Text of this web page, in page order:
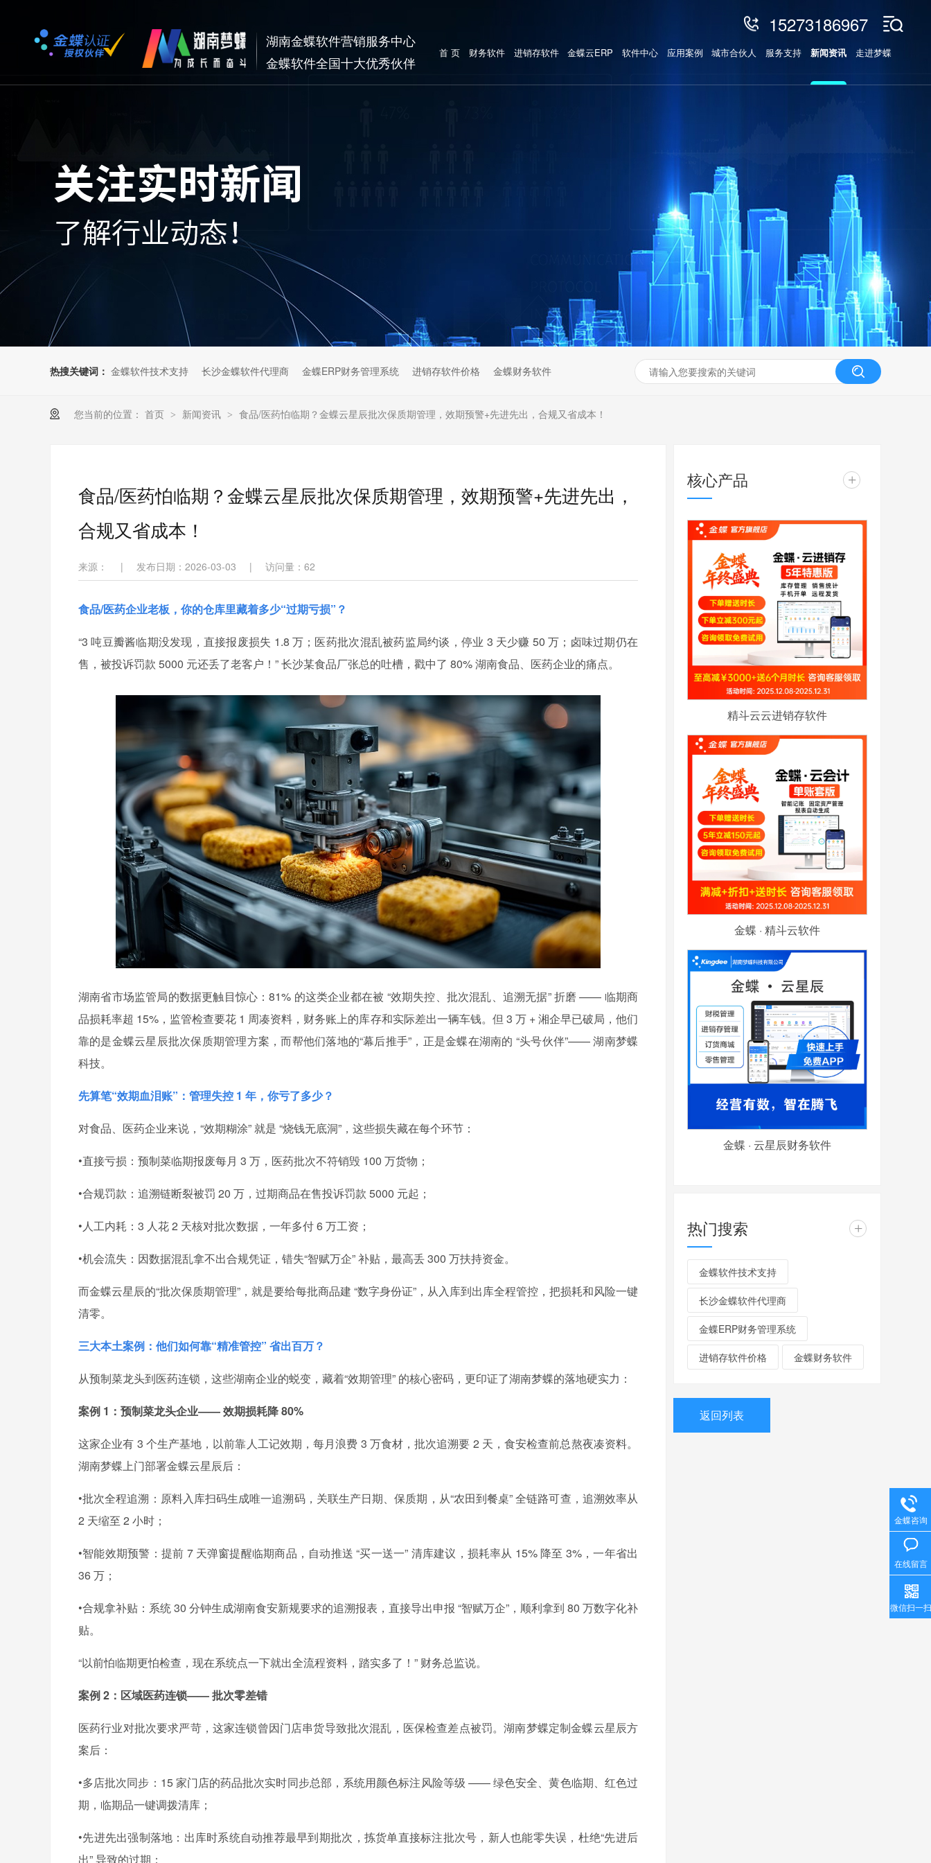
湖南金蝶软件营销服务中心
金蝶软件全国十大优秀伙伴
15273186967
首 页 财务软件 进销存软件 金蝶云ERP 软件中心 应用案例 城市合伙人 服务支持 新闻资讯 走进梦蝶
热搜关键词： 金蝶软件技术支持 长沙金蝶软件代理商 金蝶ERP财务管理系统 进销存软件价格 金蝶财务软件
您当前的位置： 首页 > 新闻资讯 > 食品/医药怕临期？金蝶云星辰批次保质期管理，效期预警+先进先出，合规又省成本！
食品/医药怕临期？金蝶云星辰批次保质期管理，效期预警+先进先出，
合规又省成本！
来源： | 发布日期：2026-03-03 | 访问量： 62
食品/医药企业老板，你的仓库里藏着多少“过期亏损”？
“3 吨豆瓣酱临期没发现，直接报废损失 1.8 万；医药批次混乱被药监局约谈，停业 3 天少赚 50 万；卤味过期仍在
售，被投诉罚款 5000 元还丢了老客户！” 长沙某食品厂张总的吐槽，戳中了 80% 湖南食品、医药企业的痛点。
湖南省市场监管局的数据更触目惊心：81% 的这类企业都在被 “效期失控、批次混乱、追溯无据” 折磨 —— 临期商
品损耗率超 15%，监管检查要花 1 周凑资料，财务账上的库存和实际差出一辆车钱。但 3 万 + 湘企早已破局，他们
靠的是金蝶云星辰批次保质期管理方案，而帮他们落地的“幕后推手”，正是金蝶在湖南的 “头号伙伴”—— 湖南梦蝶
科技。
先算笔“效期血泪账”：管理失控 1 年，你亏了多少？
对食品、医药企业来说，“效期糊涂” 就是 “烧钱无底洞”，这些损失藏在每个环节：
•直接亏损：预制菜临期报废每月 3 万，医药批次不符销毁 100 万货物；
•合规罚款：追溯链断裂被罚 20 万，过期商品在售投诉罚款 5000 元起；
•人工内耗：3 人花 2 天核对批次数据，一年多付 6 万工资；
•机会流失：因数据混乱拿不出合规凭证，错失“智赋万企” 补贴，最高丢 300 万扶持资金。
而金蝶云星辰的“批次保质期管理”，就是要给每批商品建 “数字身份证”，从入库到出库全程管控，把损耗和风险一键
清零。
三大本土案例：他们如何靠“精准管控” 省出百万？
从预制菜龙头到医药连锁，这些湖南企业的蜕变，藏着“效期管理” 的核心密码，更印证了湖南梦蝶的落地硬实力：
案例 1：预制菜龙头企业—— 效期损耗降 80%
这家企业有 3 个生产基地，以前靠人工记效期，每月浪费 3 万食材，批次追溯要 2 天，食安检查前总熬夜凑资料。
湖南梦蝶上门部署金蝶云星辰后：
•批次全程追溯：原料入库扫码生成唯一追溯码，关联生产日期、保质期，从“农田到餐桌” 全链路可查，追溯效率从
2 天缩至 2 小时；
•智能效期预警：提前 7 天弹窗提醒临期商品，自动推送 “买一送一” 清库建议，损耗率从 15% 降至 3%，一年省出
36 万；
•合规拿补贴：系统 30 分钟生成湖南食安新规要求的追溯报表，直接导出申报 “智赋万企”，顺利拿到 80 万数字化补
贴。
“以前怕临期更怕检查，现在系统点一下就出全流程资料，踏实多了！” 财务总监说。
案例 2：区域医药连锁—— 批次零差错
医药行业对批次要求严苛，这家连锁曾因门店串货导致批次混乱，医保检查差点被罚。湖南梦蝶定制金蝶云星辰方
案后：
•多店批次同步：15 家门店的药品批次实时同步总部，系统用颜色标注风险等级 —— 绿色安全、黄色临期、红色过
期，临期品一键调拨清库；
•先进先出强制落地：出库时系统自动推荐最早到期批次，拣货单直接标注批次号，新人也能零失误，杜绝“先进后
出” 导致的过期；
核心产品 +
精斗云云进销存软件
金蝶 · 精斗云软件
金蝶 · 云星辰财务软件
热门搜索 +
金蝶软件技术支持
长沙金蝶软件代理商
金蝶ERP财务管理系统
进销存软件价格 金蝶财务软件
返回列表
金蝶咨询
在线留言
微信扫一扫